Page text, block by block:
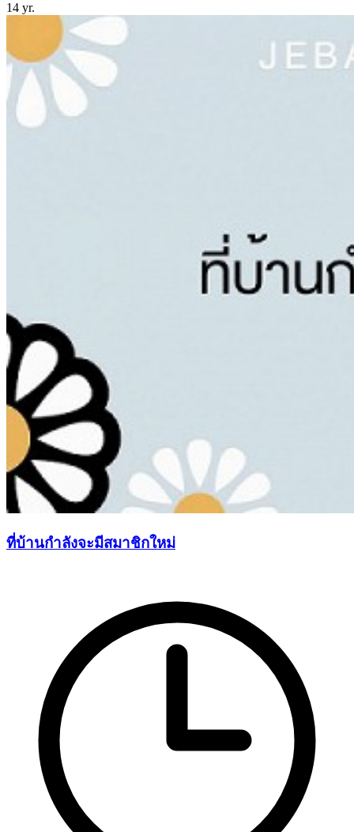
14 yr.
ที่บ้านกำลังจะมีสมาชิกใหม่